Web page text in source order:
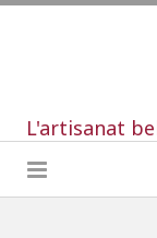
L'artisanat